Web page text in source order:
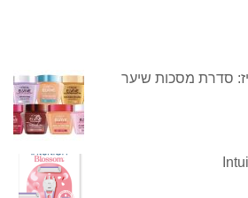
סדרת מסכות שיער